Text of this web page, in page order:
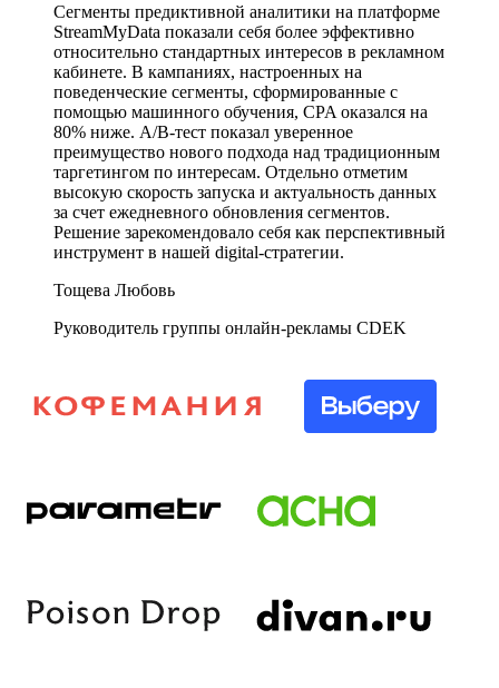
Сегменты предиктивной аналитики на платформе
StreamMyData показали себя более эффективно
относительно стандартных интересов в рекламном
кабинете. В кампаниях, настроенных на
поведенческие сегменты, сформированные с
помощью машинного обучения, CPA оказался на
80% ниже. A/B‑тест показал уверенное
преимущество нового подхода над традиционным
таргетингом по интересам. Отдельно отметим
высокую скорость запуска и актуальность данных
за счет ежедневного обновления сегментов.
Решение зарекомендовало себя как перспективный
инструмент в нашей digital-стратегии.
Тощева Любовь
Руководитель группы онлайн-рекламы CDEK